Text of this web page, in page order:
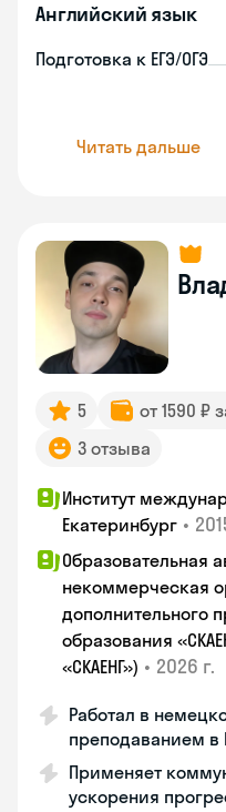
Английский язык
Подготовка к ЕГЭ/ОГЭ
Читать дальше
5 от 1590 ₽
3 отзыва
Институт
Екатеринбург •
Образовательная
некоммерческая
дополнительного
образования
«СКАЕНГ») • 2026 г.
Работал в
преподаванием в
Применяет
ускорения